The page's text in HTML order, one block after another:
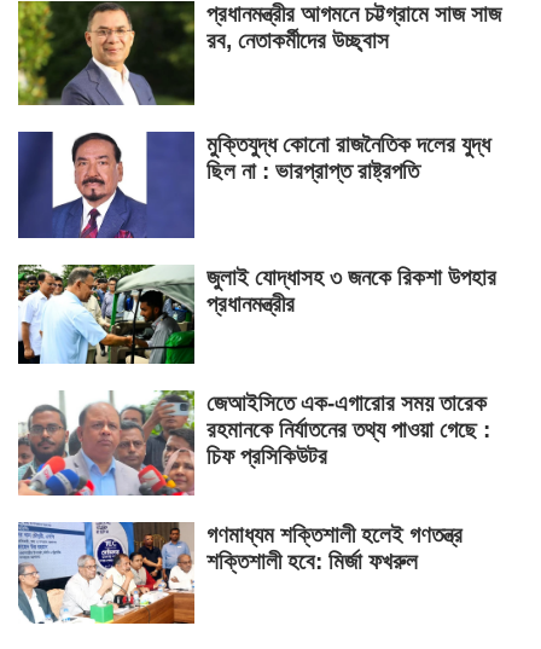
প্রধানমন্ত্রীর আগমনে চট্টগ্রামে সাজ সাজ
রব, নেতাকর্মীদের উচ্ছ্বাস
মুক্তিযুদ্ধ কোনো রাজনৈতিক দলের যুদ্ধ
ছিল না : ভারপ্রাপ্ত রাষ্ট্রপতি
জুলাই যোদ্ধাসহ ৩ জনকে রিকশা উপহার
প্রধানমন্ত্রীর
জেআইসিতে এক-এগারোর সময় তারেক
রহমানকে নির্যাতনের তথ্য পাওয়া গেছে :
চিফ প্রসিকিউটর
গণমাধ্যম শক্তিশালী হলেই গণতন্ত্র
শক্তিশালী হবে: মির্জা ফখরুল